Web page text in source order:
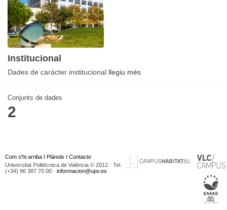
Institucional
Dades de caràcter institucional llegiu més
Conjunts de dades
2
Com s'hi arriba I Plànols I Contacte
Universitat Politècnica de València © 2012 · Tel.
(+34) 96 387 70 00 · informacion@upv.es